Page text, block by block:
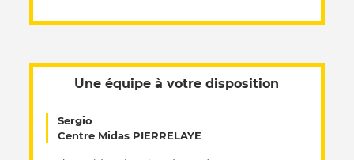
Une équipe à votre disposition
Sergio
Centre Midas PIERRELAYE